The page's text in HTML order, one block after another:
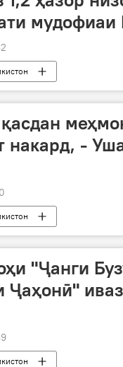
мудофиаи
накард, -
"Ҷанги